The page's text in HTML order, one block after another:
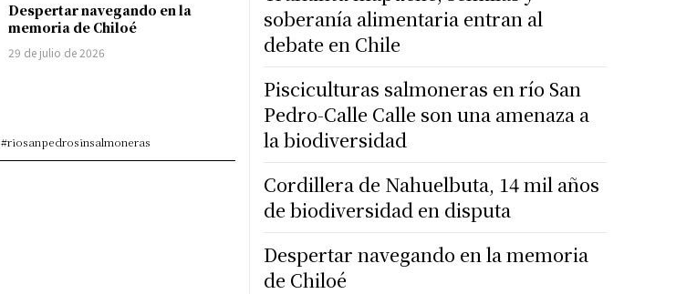
Despertar navegando en la
memoria de Chiloé
29 de julio de 2026
#riosanpedrosinsalmoneras
soberanía alimentaria entran al
debate en Chile
Pisciculturas salmoneras en río San
Pedro-Calle Calle son una amenaza a
la biodiversidad
Cordillera de Nahuelbuta, 14 mil años
de biodiversidad en disputa
Despertar navegando en la memoria
de Chiloé